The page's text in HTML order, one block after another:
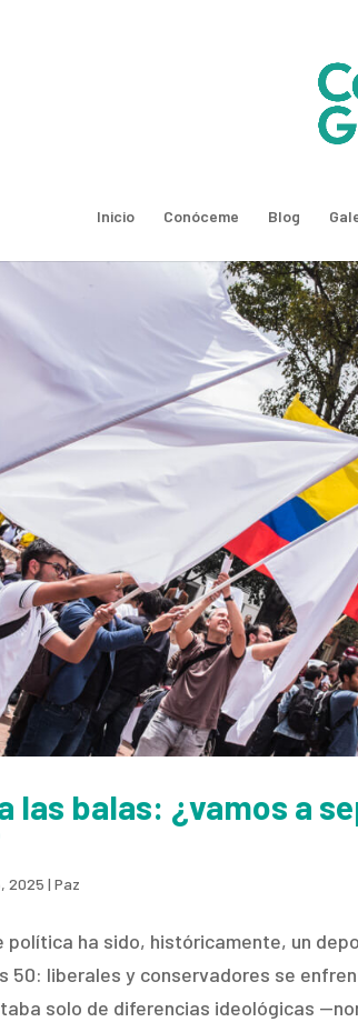
Inicio Conóceme Blog
las balas: ¿vamos a
2025 |Paz
política ha sido, históricamente, un
50: liberales y conservadores se
solo de diferencias ideológicas